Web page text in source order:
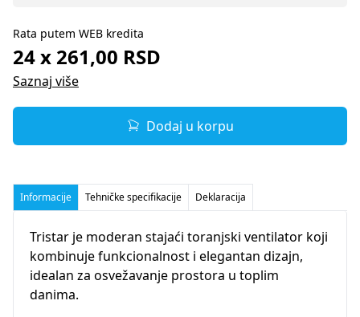
Rata putem WEB kredita
24 x 261,00 RSD
Saznaj više
Dodaj u korpu
Informacije Tehničke specifikacije Deklaracija
Tristar je moderan stajaći toranjski ventilator koji
kombinuje funkcionalnost i elegantan dizajn,
idealan za osvežavanje prostora u toplim
danima.